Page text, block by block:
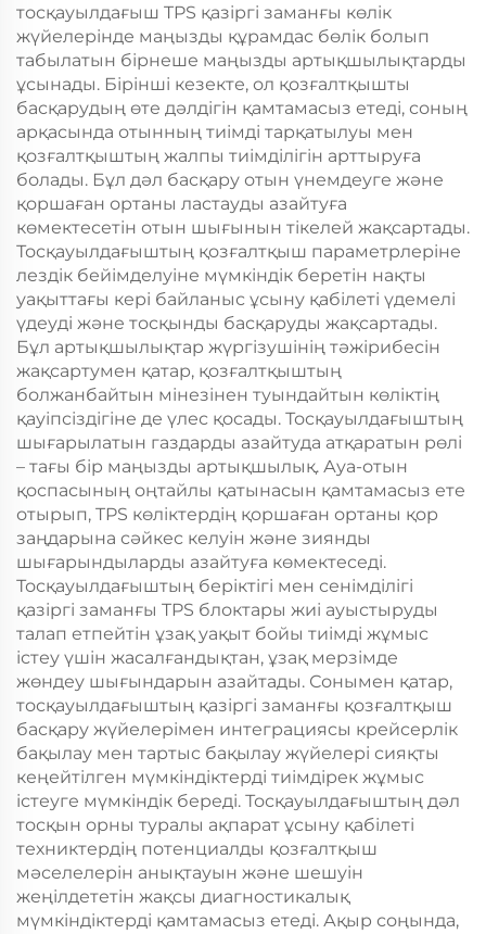
тосқауылдағыш TPS қазіргі заманғы көлік
жүйелерінде маңызды құрамдас бөлік болып
табылатын бірнеше маңызды артықшылықтарды
ұсынады. Бірінші кезекте, ол қозғалтқышты
басқарудың өте дәлдігін қамтамасыз етеді, соның
арқасында отынның тиімді тарқатылуы мен
қозғалтқыштың жалпы тиімділігін арттыруға
болады. Бұл дәл басқару отын үнемдеуге және
қоршаған ортаны ластауды азайтуға
көмектесетін отын шығынын тікелей жақсартады.
Тосқауылдағыштың қозғалтқыш параметрлеріне
лездік бейімделуіне мүмкіндік беретін нақты
уақыттағы кері байланыс ұсыну қабілеті үдемелі
үдеуді және тосқынды басқаруды жақсартады.
Бұл артықшылықтар жүргізушінің тәжірибесін
жақсартумен қатар, қозғалтқыштың
болжанбайтын мінезінен туындайтын көліктің
қауіпсіздігіне де үлес қосады. Тосқауылдағыштың
шығарылатын газдарды азайтуда атқаратын рөлі
– тағы бір маңызды артықшылық. Ауа-отын
қоспасының оңтайлы қатынасын қамтамасыз ете
отырып, TPS көліктердің қоршаған ортаны қор
заңдарына сәйкес келуін және зиянды
шығарындыларды азайтуға көмектеседі.
Тосқауылдағыштың беріктігі мен сенімділігі
қазіргі заманғы TPS блоктары жиі ауыстыруды
талап етпейтін ұзақ уақыт бойы тиімді жұмыс
істеу үшін жасалғандықтан, ұзақ мерзімде
жөндеу шығындарын азайтады. Сонымен қатар,
тосқауылдағыштың қазіргі заманғы қозғалтқыш
басқару жүйелерімен интеграциясы крейсерлік
бақылау мен тартыс бақылау жүйелері сияқты
кеңейтілген мүмкіндіктерді тиімдірек жұмыс
істеуге мүмкіндік береді. Тосқауылдағыштың дәл
тосқын орны туралы ақпарат ұсыну қабілеті
техниктердің потенциалды қозғалтқыш
мәселелерін анықтауын және шешуін
жеңілдететін жақсы диагностикалық
мүмкіндіктерді қамтамасыз етеді. Ақыр соңында,